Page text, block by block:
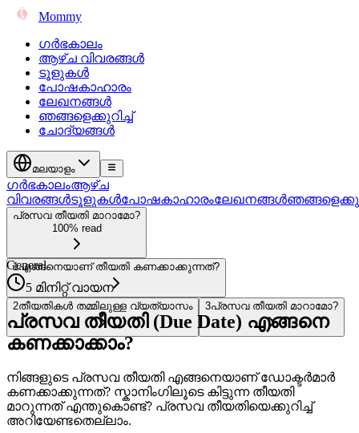
Mommy
ഗർഭകാലം
ആഴ്ച വിവരങ്ങൾ
ടൂളുകൾ
പോഷകാഹാരം
ലേഖനങ്ങൾ
ഞങ്ങളെക്കുറിച്ച്
ചോദ്യങ്ങൾ
മലയാളം
ഗർഭകാലംആഴ്ച
വിവരങ്ങൾടൂളുകൾപോഷകാഹാരംലേഖനങ്ങൾ
പ്രസവ തീയതി മാറാമോ?
100% read
1എങ്ങനെയാണ് തീയതി കണക്കാക്കുന്നത്?
2തീയതികൾ തമ്മിലുള്ള വ്യത്യാസം 3പ്രസവ തീയതി മാറാമോ?
General
5 മിനിറ്റ് വായന
പ്രസവ തീയതി (Due Date) എങ്ങനെ
കണക്കാക്കാം?
നിങ്ങളുടെ പ്രസവ തീയതി എങ്ങനെയാണ് ഡോക്ടർമാർ
കണക്കാക്കുന്നത്? സ്കാനിംഗിലൂടെ കിട്ടുന്ന തീയതി
മാറുന്നത് എന്തുകൊണ്ട്? പ്രസവ തീയതിയെക്കുറിച്ച്
അറിയേണ്ടതെല്ലാം.